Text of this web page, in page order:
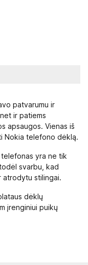
patvarumu ir
ir patiems
apsaugos. Vienas iš
Nokia telefono dėklą.
telefonas yra ne tik
svarbu, kad
stilingai.
dėklų
įrenginiui puikų